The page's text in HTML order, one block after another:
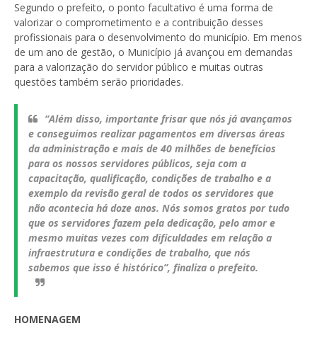
Segundo o prefeito, o ponto facultativo é uma forma de
valorizar o comprometimento e a contribuição desses
profissionais para o desenvolvimento do município. Em menos
de um ano de gestão, o Município já avançou em demandas
para a valorização do servidor público e muitas outras
questões também serão prioridades.
“Além disso, importante frisar que nós já avançamos
e conseguimos realizar pagamentos em diversas áreas
da administração e mais de 40 milhões de benefícios
para os nossos servidores públicos, seja com a
capacitação, qualificação, condições de trabalho e a
exemplo da revisão geral de todos os servidores que
não acontecia há doze anos. Nós somos gratos por tudo
que os servidores fazem pela dedicação, pelo amor e
mesmo muitas vezes com dificuldades em relação a
infraestrutura e condições de trabalho, que nós
sabemos que isso é histórico”, finaliza o prefeito.
HOMENAGEM